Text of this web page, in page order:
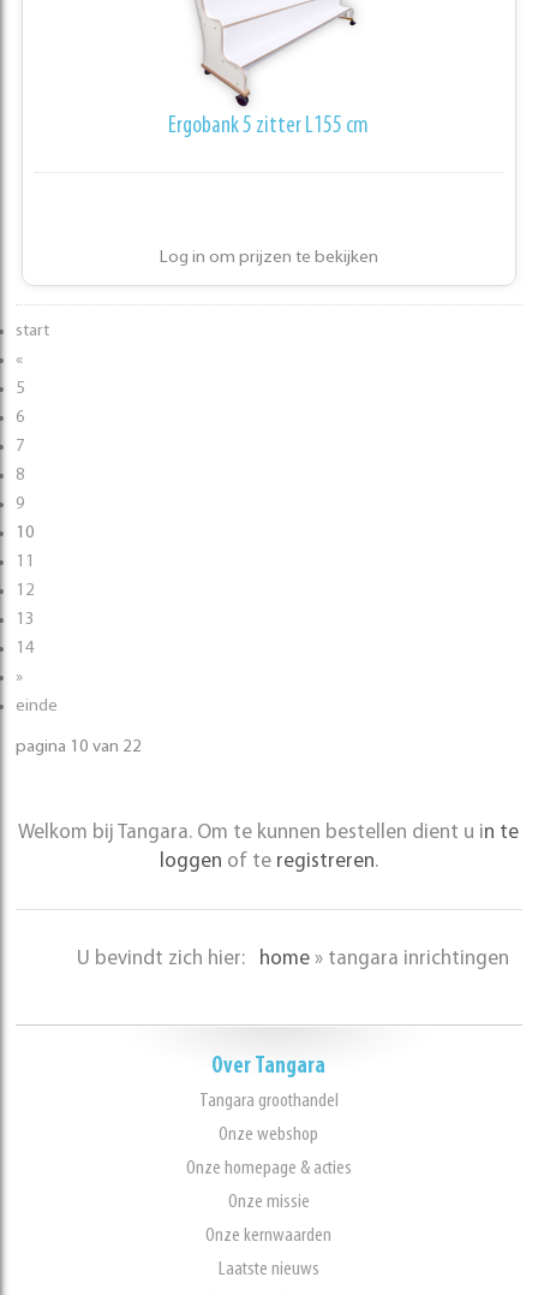
Ergobank 5 zitter L155 cm
Log in om prijzen te bekijken
start
«
5
6
7
8
9
10
11
12
13
14
»
einde
pagina 10 van 22
Welkom bij Tangara. Om te kunnen bestellen dient u in te
loggen of te registreren.
U bevindt zich hier: home » tangara inrichtingen
Over Tangara
Tangara groothandel
Onze webshop
Onze homepage & acties
Onze missie
Onze kernwaarden
Laatste nieuws